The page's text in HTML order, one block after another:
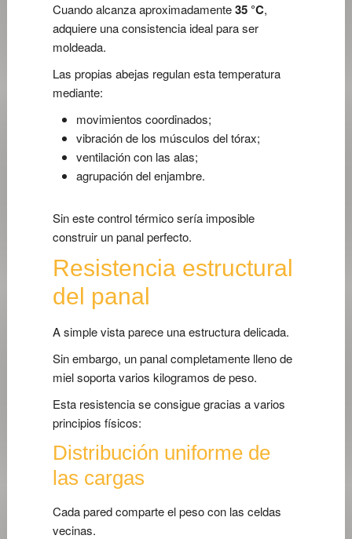
Cuando alcanza aproximadamente35 °C,
adquiere una consistencia ideal para ser
moldeada.
Las propias abejas regulan esta temperatura
mediante:
movimientos coordinados;
vibración de los músculos del tórax;
ventilación con las alas;
agrupación del enjambre.
Sin este control térmico sería imposible
construir un panal perfecto.
Resistencia estructural
del panal
A simple vista parece una estructura delicada.
Sin embargo, un panal completamente lleno de
miel soporta varios kilogramos de peso.
Esta resistencia se consigue gracias a varios
principios físicos:
Distribución uniforme de
las cargas
Cada pared comparte el peso con las celdas
vecinas.